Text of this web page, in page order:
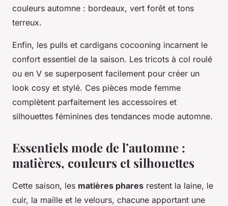
couleurs automne : bordeaux, vert forêt et tons
terreux.
Enfin, les pulls et cardigans cocooning incarnent le
confort essentiel de la saison. Les tricots à col roulé
ou en V se superposent facilement pour créer un
look cosy et stylé. Ces pièces mode femme
complètent parfaitement les accessoires et
silhouettes féminines des tendances mode automne.
Essentiels mode de l’automne :
matières, couleurs et silhouettes
Cette saison, les matières phares restent la laine, le
cuir, la maille et le velours, chacune apportant une